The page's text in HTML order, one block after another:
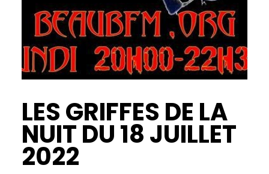
LES GRIFFES DE LA
NUIT DU 18 JUILLET
2022